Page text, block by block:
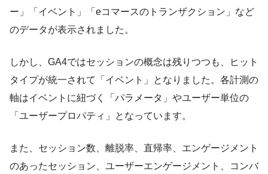
ー」「イベント」「eコマースのトランザクション」など
のデータが表示されました。
しかし、GA4ではセッションの概念は残りつつも、ヒット
タイプが統一されて「イベント」となりました。各計測の
軸はイベントに紐づく「パラメータ」やユーザー単位の
「ユーザープロパティ」となっています。
また、セッション数、離脱率、直帰率、エンゲージメント
のあったセッション、ユーザーエンゲージメント、コンバ